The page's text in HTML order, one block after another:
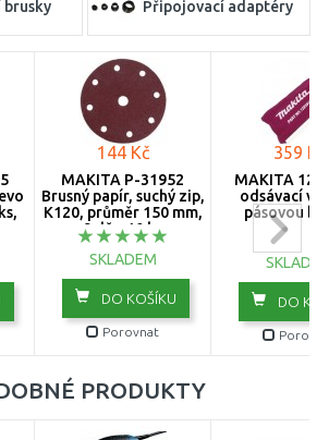
brusky Připojovací adaptéry
144 Kč
MAKITA P-31952
Brusný papír, suchý zip,
K120, průměr 150 mm,
9 děr, 10 ks
SKLADEM
DO KOŠÍKU
Porovnat
359 Kč
MAKITA
odsávací
pásovou
DO
PRODUKTY